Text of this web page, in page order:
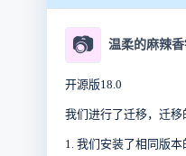
📷 温柔的麻辣
开源版18.0
我们进行了迁移，迁移
1. 我们安装了相同版本